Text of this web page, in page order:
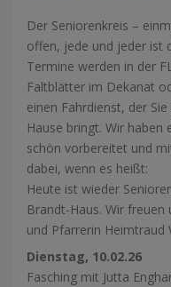
Der Seniorenkreis –
offen, jede und jeder ist
Termine werden in der
Faltblätter im Dekanat
einen Fahrdienst, der
Hause bringt. Wir haben
schön vorbereitet und
dabei, wenn es heißt:
Heute ist wieder
Brandt-Haus. Wir freuen
und Pfarrerin Heimtraud
Dienstag, 10.02.26
Fasching mit Jutta